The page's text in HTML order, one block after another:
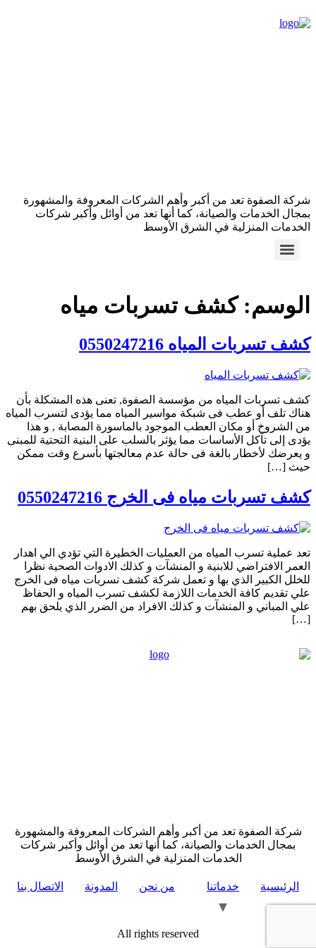
شركة الصفوة تعد من أكبر وأهم الشركات المعروفة والمشهورة
بمجال الخدمات والصيانة، كما أنها تعد من أوائل وأكبر شركات
الخدمات المنزلية في الشرق الأوسط
الوسم:كشف تسربات مياه
كشف تسربات المياه 0550247216
كشف تسربات المياه من مؤسسة الصفوة, تعنى هذه المشكلة بأن
هناك تلف أو عطب فى شبكة مواسير المياه مما يؤدى لتسرب المياه
من الشروخ أو مكان العطب الموجود بالماسورة المصابة , و هذا
يؤدى إلى تآكل الأساسات مما يؤثر بالسلب على البنية التحتية للمبنى
و يعرضك لأخطار بالغة فى حالة عدم معالجتها بأسرع وقت ممكن
حيث […]
كشف تسربات مياه فى الخرج 0550247216
تعد عملية تسرب المياه من العمليات الخطيرة التي تؤدي الي اهدار
العمر الافتراضي للابنية و المنشآت و كذلك الادوات الصحية نظرا
للخلل الكبير الذي بها و تعمل شركة كشف تسربات مياه فى الخرج
علي تقديم كافة الخدمات اللازمة لكشف تسرب المياه و الحفاظ
علي المباني و المنشآت و كذلك الافراد من الضرر الذي يلحق بهم
[…]
شركة الصفوة تعد من أكبر وأهم الشركات المعروفة والمشهورة
بمجال الخدمات والصيانة، كما أنها تعد من أوائل وأكبر شركات
الخدمات المنزلية في الشرق الأوسط
الرئيسية خدماتنا من نحن المدونة الاتصال بنا
All rights reserved